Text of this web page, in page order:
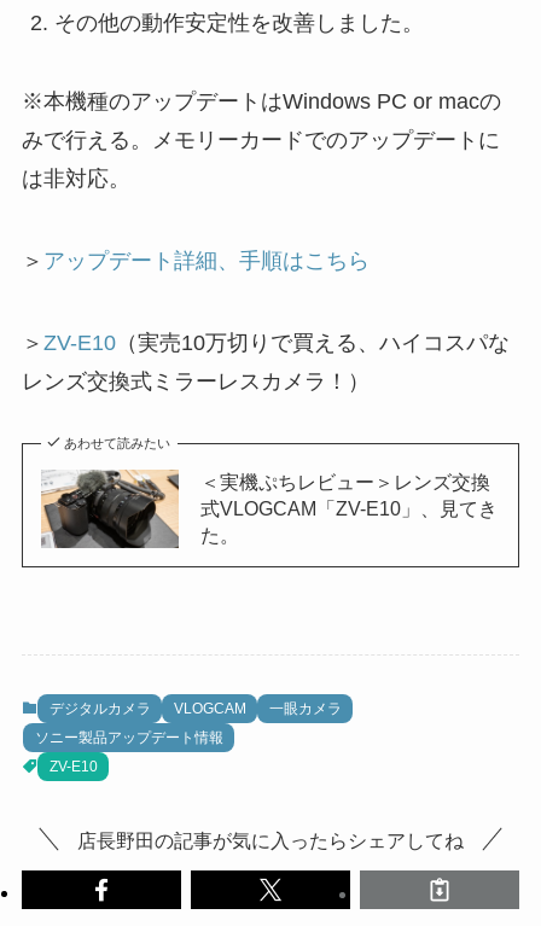
その他の動作安定性を改善しました。
※本機種のアップデートはWindows PC or macの
みで行える。メモリーカードでのアップデートに
は非対応。
＞ アップデート詳細、手順はこちら
＞ ZV-E10（実売10万切りで買える、ハイコスパな
レンズ交換式ミラーレスカメラ！）
あわせて読みたい
＜実機ぷちレビュー＞レンズ交換
式VLOGCAM「ZV-E10」、見てき
た。
デジタルカメラ VLOGCAM
一眼カメラ
ソニー製品アップデート情報
ZV-E10
店長野田の記事が気に入ったらシェアしてね